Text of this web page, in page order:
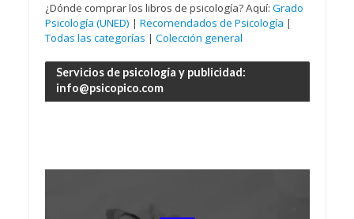
¿Dónde comprar los libros de psicología? Aquí: Grado
Psicología (UNED) | Recomendados de Psicología |
Todas las categorías | Colección general
Servicios de psicología y publicidad:
info@psicopico.com